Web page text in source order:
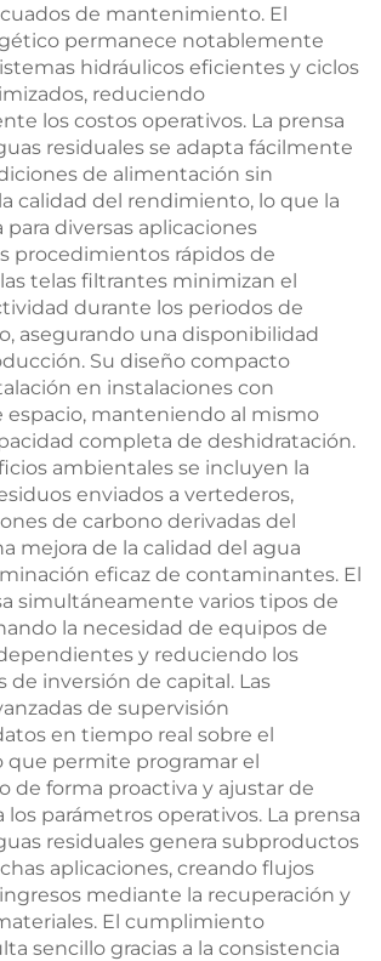
de mantenimiento. El
permanece notablemente
hidráulicos eficientes y ciclos
reduciendo
los costos operativos. La prensa
residuales se adapta fácilmente
de alimentación sin
calidad del rendimiento, lo que la
para diversas aplicaciones
procedimientos rápidos de
telas filtrantes minimizan el
durante los periodos de
asegurando una disponibilidad
Su diseño compacto
en instalaciones con
espacio, manteniendo al mismo
completa de deshidratación.
ambientales se incluyen la
enviados a vertederos,
de carbono derivadas del
mejora de la calidad del agua
eficaz de contaminantes. El
simultáneamente varios tipos de
la necesidad de equipos de
y reduciendo los
inversión de capital. Las
de supervisión
en tiempo real sobre el
que permite programar el
de forma proactiva y ajustar de
parámetros operativos. La prensa
residuales genera subproductos
aplicaciones, creando flujos
mediante la recuperación y
El cumplimiento
sencillo gracias a la consistencia